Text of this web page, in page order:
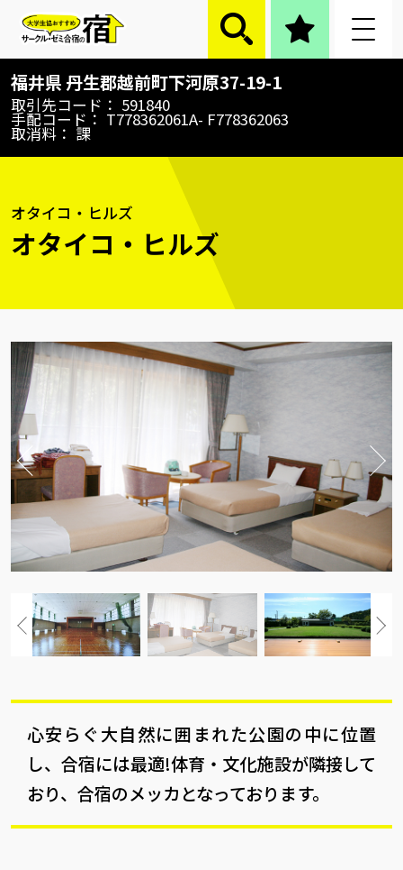
オタイコ・ヒルズ
福井県 丹生郡越前町下河原37-19-1
取引先コード 591840
手配コード T778362061A- F778362063
取消料 課
オタイコ・ヒルズ
オタイコ・ヒルズ
心安らぐ大自然に囲まれた公園の中に位置
し、合宿には最適!体育・文化施設が隣接して
おり、合宿のメッカとなっております。